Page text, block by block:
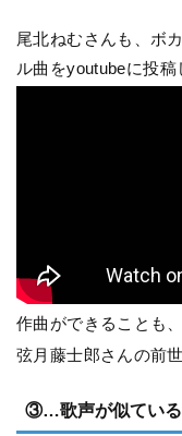
尾北ねむさんも、ボ
ル曲をyoutubeに投稿
作曲ができることも、
弦月藤士郎さんの前
③…歌声が似ている